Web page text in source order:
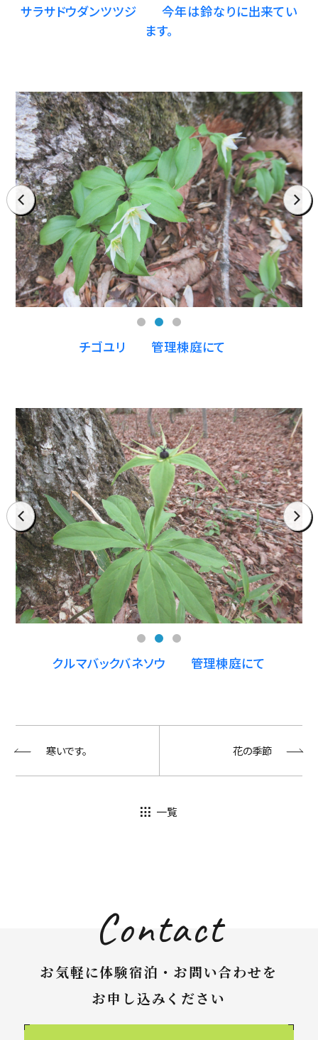
サラサドウダンツツジ 今年は鈴なりに出来てい
ます。
prev next
チゴユリ 管理棟庭にて
prev next
クルマバックバネソウ 管理棟庭にて
寒いです。 花の季節
一覧
Contact
お気軽に体験宿泊・お問い合わせを
お申し込みください